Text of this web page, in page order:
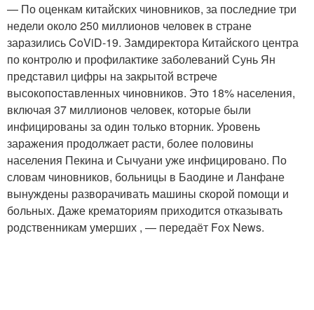
— По оценкам китайских чиновников, за последние три
недели около 250 миллионов человек в стране
заразились CoViD-19. Замдиректора Китайского центра
по контролю и профилактике заболеваний Сунь Ян
представил цифры на закрытой встрече
высокопоставленных чиновников. Это 18% населения,
включая 37 миллионов человек, которые были
инфицированы за один только вторник. Уровень
заражения продолжает расти, более половины
населения Пекина и Сычуани уже инфицировано. По
словам чиновников, больницы в Баодине и Ланфане
вынуждены разворачивать машины скорой помощи и
больных. Даже крематориям приходится отказывать
родственникам умерших , — передаёт Fox News.